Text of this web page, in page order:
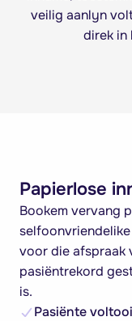
veilig aanlyn
direk in
Papierlose
Bookem vervang
voor die afspraak
pasiëntrekord
is.
Pasiënte